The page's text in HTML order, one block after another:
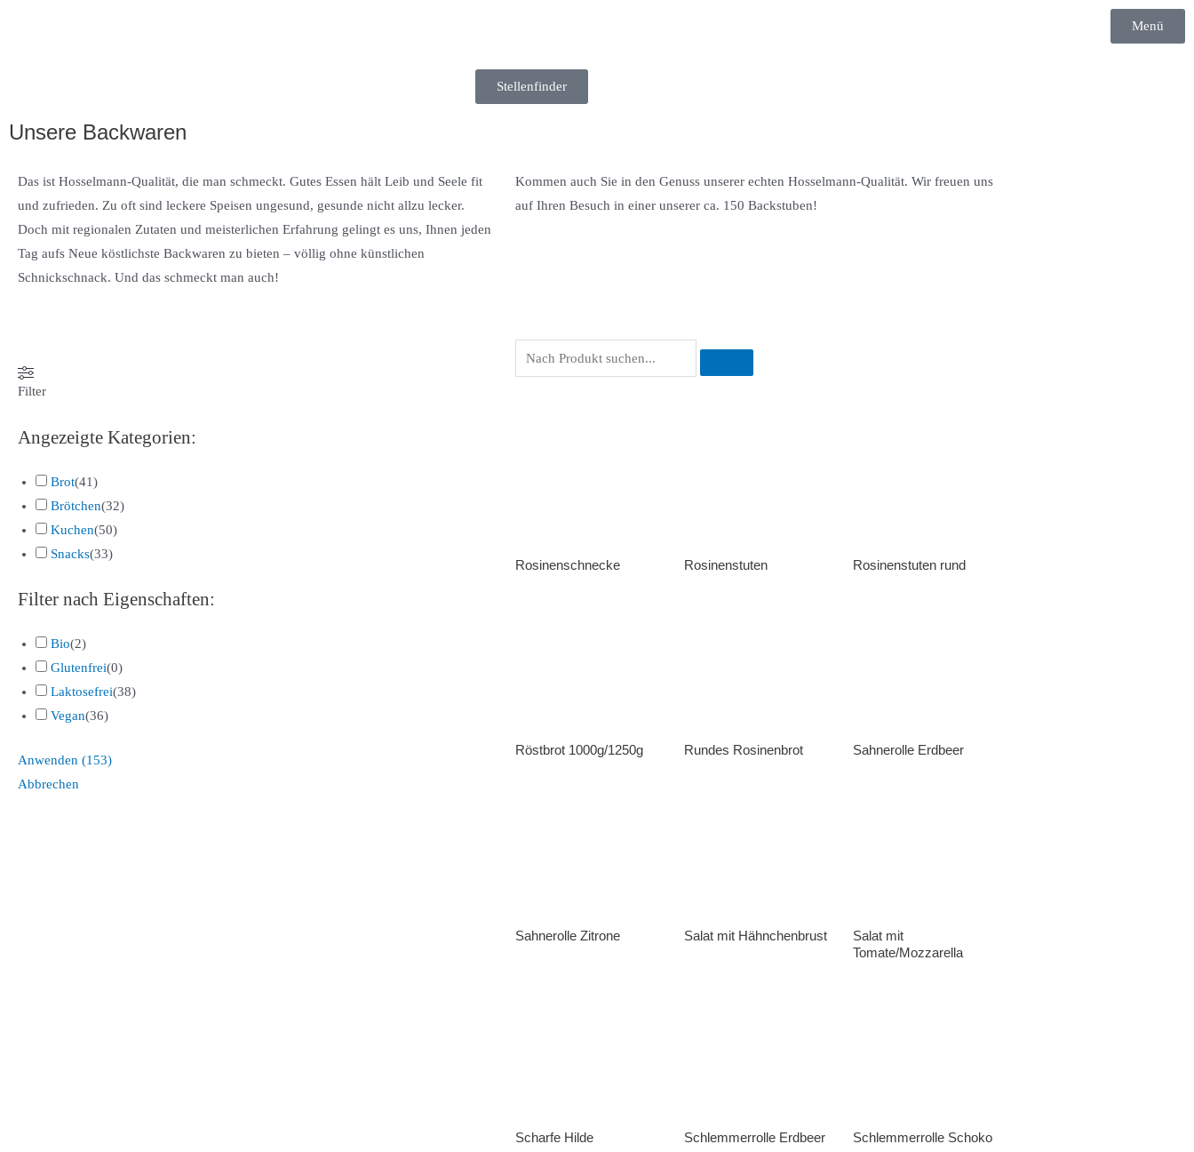
Stellenfinder
Menü
Unsere Backwaren
Das ist Hosselmann-Qualität, die man schmeckt. Gutes Essen hält Leib und Seele fit
und zufrieden. Zu oft sind leckere Speisen ungesund, gesunde nicht allzu lecker.
Doch mit regionalen Zutaten und meisterlichen Erfahrung gelingt es uns, Ihnen jeden
Tag aufs Neue köstlichste Backwaren zu bieten – völlig ohne künstlichen
Schnickschnack. Und das schmeckt man auch!
Kommen auch Sie in den Genuss unserer echten Hosselmann-Qualität. Wir freuen uns
auf Ihren Besuch in einer unserer ca. 150 Backstuben!
Filter
Angezeigte Kategorien:
Brot(41)
Brötchen(32)
Kuchen(50)
Snacks(33)
Filter nach Eigenschaften:
Bio(2)
Glutenfrei(0)
Laktosefrei(38)
Vegan(36)
Anwenden (153)
Abbrechen
Rosinenschnecke Rosinenstuten Rosinenstuten rund
Röstbrot 1000g/1250g Rundes Rosinenbrot Sahnerolle Erdbeer
Sahnerolle Zitrone Salat mit Hähnchenbrust
Salat mit
Tomate/Mozzarella
Scharfe Hilde Schlemmerrolle Erdbeer Schlemmerrolle Schoko